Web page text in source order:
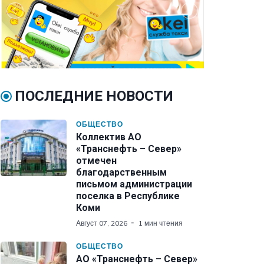
ПОСЛЕДНИЕ НОВОСТИ
ОБЩЕСТВО
Коллектив АО
«Транснефть – Север»
отмечен
благодарственным
письмом администрации
поселка в Республике
Коми
Август 07, 2026 1 мин чтения
ОБЩЕСТВО
АО «Транснефть – Север»